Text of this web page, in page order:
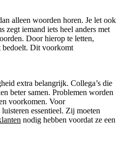
alleen woorden horen. Je let ook
zegt iemand iets heel anders met
Door hierop te letten,
bedoelt. Dit voorkomt
extra belangrijk. Collega’s die
beter samen. Problemen worden
voorkomen. Voor
essentieel. Zij moeten
nodig hebben voordat ze een